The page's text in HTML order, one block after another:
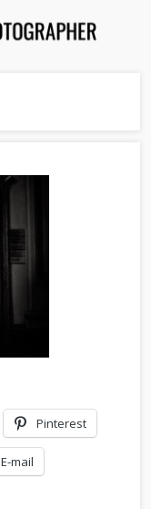
Pinterest
E-mail